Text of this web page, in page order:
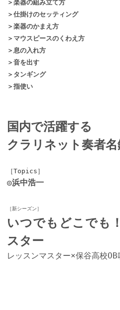
＞楽器の組み立て方
＞仕掛けのセッティング
＞楽器のかまえ方
＞マウスピースのくわえ方
＞息の入れ方
＞音を出す
＞ タンギング
＞指使い
国内で活躍する
クラリネット奏者
［Topics］
◎浜中浩一
［新シーズン］
いつでもどこでも
スター
レッスンマスター×保谷高校OB